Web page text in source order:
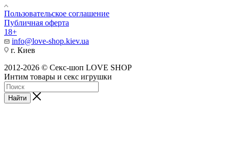
Пользовательское соглашение
Публичная оферта
18+
info@love-shop.kiev.ua
г. Киев
2012-2026 © Секс-шоп LOVE SHOP
Интим товары и секс игрушки
Найти